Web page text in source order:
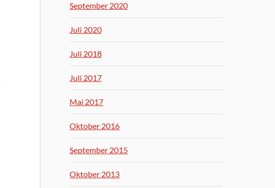
September 2020
Juli 2020
Juli 2018
Juli 2017
Mai 2017
Oktober 2016
September 2015
Oktober 2013